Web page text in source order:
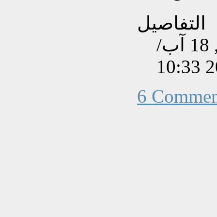
التفاصيل
تم إنشاءه بتاريخ الأحد, 18 آب/
6